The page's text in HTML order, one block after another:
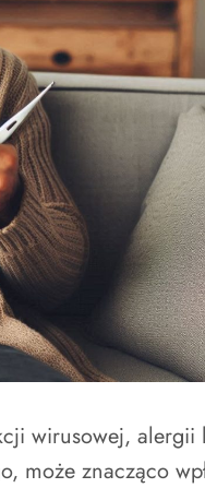
wirusowej, alergii
może znacząco